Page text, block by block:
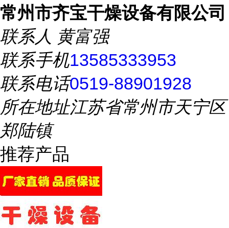
常州市齐宝干燥设备有限公司
联系人 黄富强
联系手机13585333953
联系电话0519-88901928
所在地址江苏省常州市天宁区
郑陆镇
推荐产品